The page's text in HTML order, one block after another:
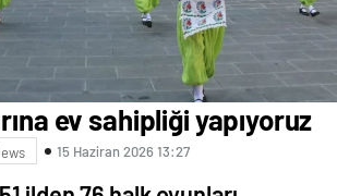
ev sahipliği yapıyoruz
15 Haziran 2026 13:27